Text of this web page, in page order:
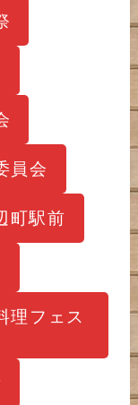
員会
町駅前
理フェス